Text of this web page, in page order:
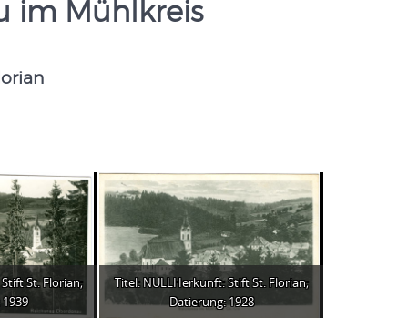
im Mühlkreis
St. Florian;
Titel: NULLHerkunft: Stift St. Florian;
Datierung: 1928